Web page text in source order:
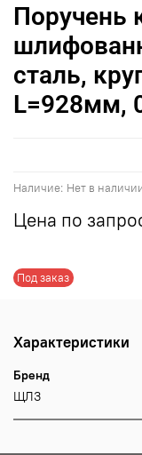
Наличие: Нет в
Под заказ
Поручень
сталь,
L=928мм,
Цена по
Характеристики
Бренд
ЩЛЗ